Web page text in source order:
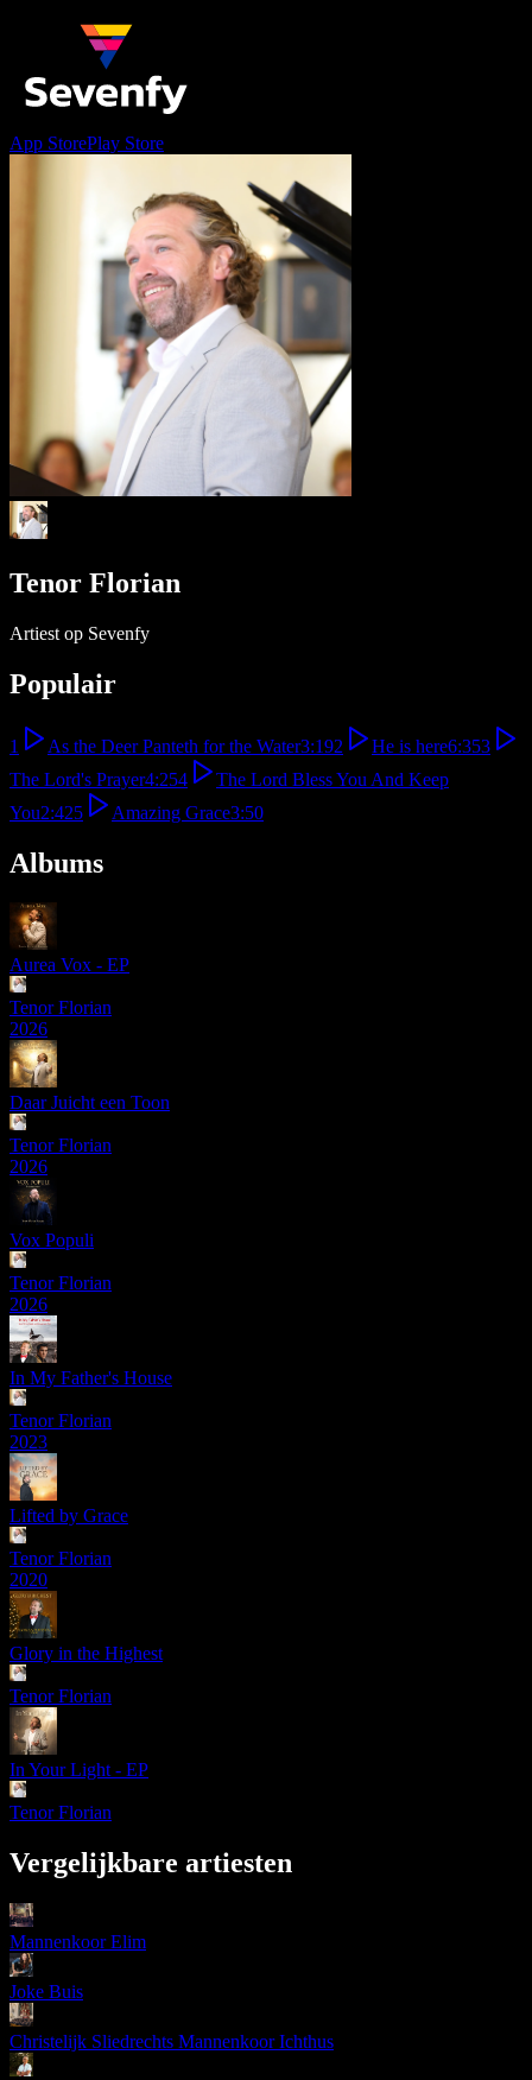
App StorePlay Store
Tenor Florian
Artiest op Sevenfy
Populair
1 As the Deer Panteth for the Water3:192 He is here6:353
The Lord's Prayer4:254
The Lord Bless You And Keep
You2:425 Amazing Grace3:50
Albums
Aurea Vox - EP
Tenor Florian
2026
Daar Juicht een Toon
Tenor Florian
2026
Vox Populi
Tenor Florian
2026
In My Father's House
Tenor Florian
2023
Lifted by Grace
Tenor Florian
2020
Glory in the Highest
Tenor Florian
In Your Light - EP
Tenor Florian
Vergelijkbare artiesten
Mannenkoor Elim
Joke Buis
Christelijk Sliedrechts Mannenkoor Ichthus